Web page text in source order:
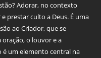
Adorar, no contexto
prestar culto a Deus. É uma
ao Criador, que se
o louvor e a
é um elemento central na